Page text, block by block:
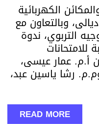
الكهربائية
وبالتعاون مع
التربوي، ندوة
للامتحانات
أ.م. عمار عيسى،
رشا ياسين عبد،
READ MORE